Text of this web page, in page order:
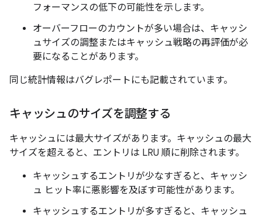
フォーマンスの低下の可能性を示します。
オーバーフローのカウントが多い場合は、キャッシ
ュサイズの調整またはキャッシュ戦略の再評価が必
要になることがあります。
同じ統計情報はバグレポートにも記載されています。
キャッシュのサイズを調整する
キャッシュには最大サイズがあります。キャッシュの最大
サイズを超えると、エントリは LRU 順に削除されます。
キャッシュするエントリが少なすぎると、キャッシ
ュ ヒット率に悪影響を及ぼす可能性があります。
キャッシュするエントリが多すぎると、キャッシュ